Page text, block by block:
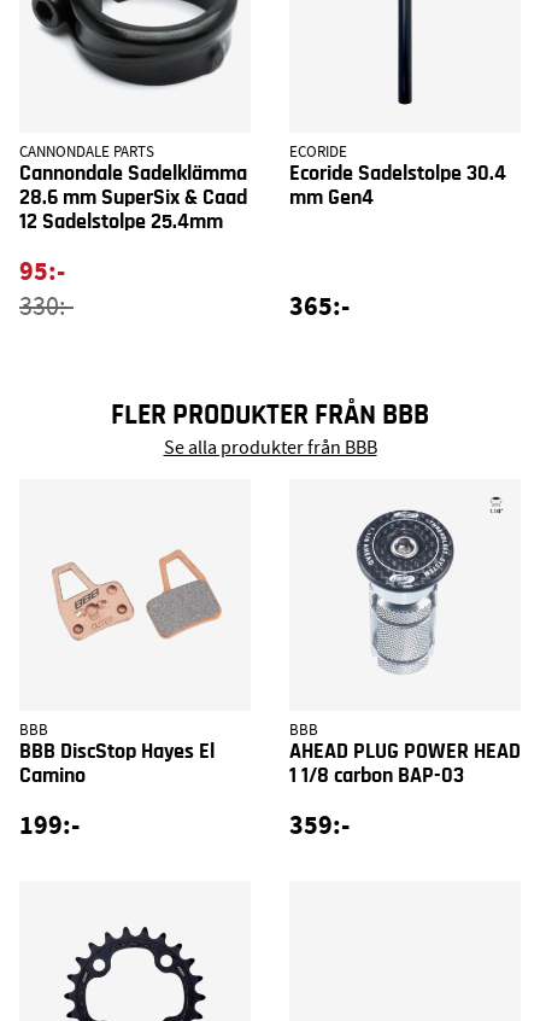
CANNONDALE PARTS
Cannondale Sadelklämma
28.6 mm SuperSix & Caad
12 Sadelstolpe 25.4mm
95:-
330:-
ECORIDE
Ecoride Sadelstolpe 30.4
mm Gen4
365:-
FLER PRODUKTER FRÅN BBB
Se alla produkter från BBB
BBB
BBB DiscStop Hayes El
Camino
199:-
BBB
AHEAD PLUG POWER HEAD
1 1/8 carbon BAP-03
359:-